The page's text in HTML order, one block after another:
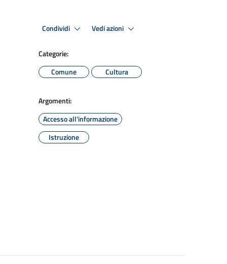
Condividi Vedi azioni
Categorie:
Comune
Cultura
Argomenti:
Accesso all'informazione
Istruzione